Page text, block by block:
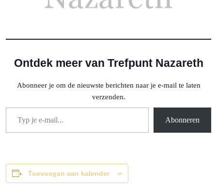
Ontdek meer van Trefpunt Nazareth
Abonneer je om de nieuwste berichten naar je e-mail te laten
verzenden.
Typ je e-mail...
Abonneren
Toevoegen aan kalender